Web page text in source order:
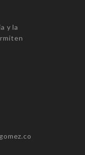
y la